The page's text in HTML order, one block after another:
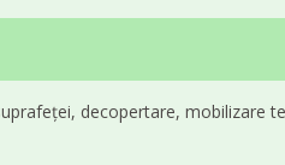
decopertare, mobilizare